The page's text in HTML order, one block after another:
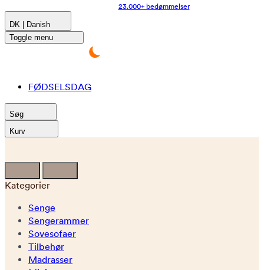
23.000+ bedømmelser
DK | Danish
Toggle menu
FØDSELSDAG
Søg
Kurv
Kategorier
Senge
Sengerammer
Sovesofaer
Tilbehør
Madrasser